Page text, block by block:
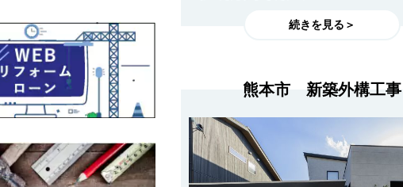
続きを見る＞
熊本市 新築外構工事